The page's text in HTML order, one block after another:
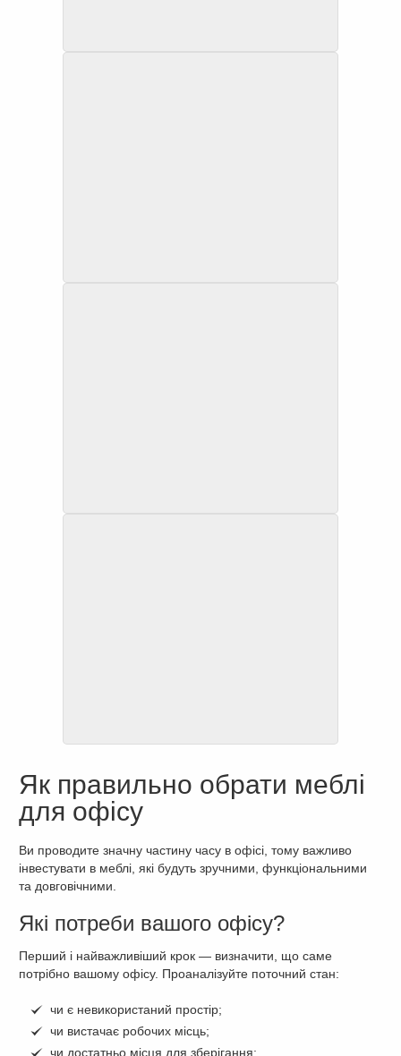
Як правильно обрати меблі
для офісу
Ви проводите значну частину часу в офісі, тому важливо
інвестувати в меблі, які будуть зручними, функціональними
та довговічними.
Які потреби вашого офісу?
Перший і найважливіший крок — визначити, що саме
потрібно вашому офісу. Проаналізуйте поточний стан:
чи є невикористаний простір;
чи вистачає робочих місць;
чи достатньо місця для зберігання;